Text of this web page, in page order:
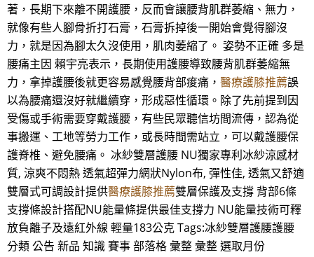
著，長期下來離不開護腰，反而會讓腰背肌群萎縮、無力，
就像有些人腳骨折打石膏，石膏拆掉後一開始會覺得腳沒
力，就是因為腳太久沒使用，肌肉萎縮了。 姿勢不正確 多是
腰痛主因 賴宇亮表示，長期使用護腰導致腰背肌群萎縮無
力，拿掉護腰後就更容易感覺腰背部痠痛， 醫療護膝推薦誤
以為腰痛還沒好就繼續穿，形成惡性循環。除了先前提到因
受傷或手術需要穿戴護腰，有些民眾聽信坊間流傳，認為從
事搬運、工地等勞力工作，或長時間需站立，可以戴護腰保
護脊椎、避免腰痛。 冰紗雙層護腰 NU獨家專利冰紗涼感材
質, 涼爽不悶熱 透氣超彈力網狀Nylon布, 彈性佳, 透氣又舒適
雙層式可調設計提供醫療護膝推薦雙層保護及支撐 背部6條
支撐條設計搭配NU能量條提供最佳支撐力 NU能量技術可釋
放負離子及遠紅外線 輕量183公克 Tags:冰紗雙層護腰護腰
分類 公告 新品 知識 賽事 部落格 彙整 彙整 選取月份